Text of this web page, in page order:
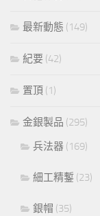
最新動態 (149)
紀要 (42)
置頂 (1)
金銀製品 (295)
兵法器 (169)
細工精鏨 (23)
銀帽 (35)